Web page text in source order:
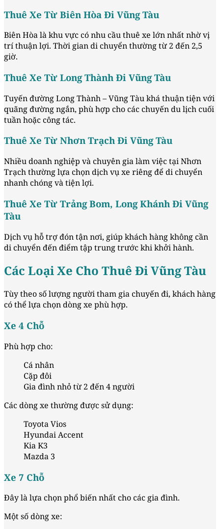
Thuê Xe Từ Biên Hòa Đi Vũng Tàu
Biên Hòa là khu vực có nhu cầu thuê xe lớn nhất nhờ vị
trí thuận lợi. Thời gian di chuyển thường từ 2 đến 2,5
giờ.
Thuê Xe Từ Long Thành Đi Vũng Tàu
Tuyến đường Long Thành – Vũng Tàu khá thuận tiện với
quãng đường ngắn, phù hợp cho các chuyến du lịch cuối
tuần hoặc công tác.
Thuê Xe Từ Nhơn Trạch Đi Vũng Tàu
Nhiều doanh nghiệp và chuyên gia làm việc tại Nhơn
Trạch thường lựa chọn dịch vụ xe riêng để di chuyển
nhanh chóng và tiện lợi.
Thuê Xe Từ Trảng Bom, Long Khánh Đi Vũng
Tàu
Dịch vụ hỗ trợ đón tận nơi, giúp khách hàng không cần
di chuyển đến điểm tập trung trước khi khởi hành.
Các Loại Xe Cho Thuê Đi Vũng Tàu
Tùy theo số lượng người tham gia chuyến đi, khách hàng
có thể lựa chọn dòng xe phù hợp.
Xe 4 Chỗ
Phù hợp cho:
Cá nhân
Cặp đôi
Gia đình nhỏ từ 2 đến 4 người
Các dòng xe thường được sử dụng:
Toyota Vios
Hyundai Accent
Kia K3
Mazda 3
Xe 7 Chỗ
Đây là lựa chọn phổ biến nhất cho các gia đình.
Một số dòng xe: